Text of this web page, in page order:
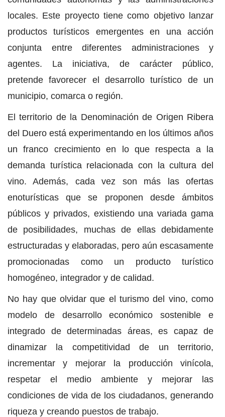
locales. Este proyecto tiene como objetivo lanzar
productos turísticos emergentes en una acción
conjunta entre diferentes administraciones y
agentes. La iniciativa, de carácter público,
pretende favorecer el desarrollo turístico de un
municipio, comarca o región.
El territorio de la Denominación de Origen Ribera
del Duero está experimentando en los últimos años
un franco crecimiento en lo que respecta a la
demanda turística relacionada con la cultura del
vino. Además, cada vez son más las ofertas
enoturísticas que se proponen desde ámbitos
públicos y privados, existiendo una variada gama
de posibilidades, muchas de ellas debidamente
estructuradas y elaboradas, pero aún escasamente
promocionadas como un producto turístico
homogéneo, integrador y de calidad.
No hay que olvidar que el turismo del vino, como
modelo de desarrollo económico sostenible e
integrado de determinadas áreas, es capaz de
dinamizar la competitividad de un territorio,
incrementar y mejorar la producción vinícola,
respetar el medio ambiente y mejorar las
condiciones de vida de los ciudadanos, generando
riqueza y creando puestos de trabajo.